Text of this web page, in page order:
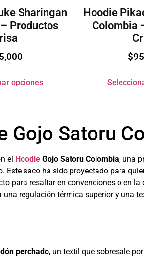
Sharingan
Productos
opciones
Hoodie
Colombia
$
Gojo Satoru
el Hoodie Gojo Satoru Colombia, una
Este saco ha sido proyectado para
para resaltar en convenciones o en
una regulación térmica superior y una
perchado, un textil que sobresale